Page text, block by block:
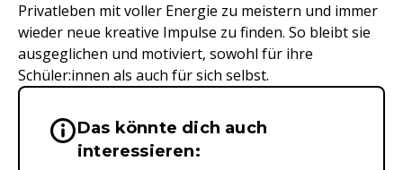
Privatleben mit voller Energie zu meistern und immer
wieder neue kreative Impulse zu finden. So bleibt sie
ausgeglichen und motiviert, sowohl für ihre
Schüler:innen als auch für sich selbst.
Wichtige Hinweise &
Das könnte dich auch
interessieren: